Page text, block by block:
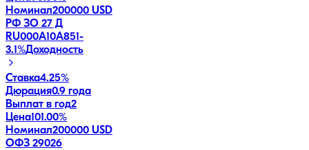
Номинал200000 USD
РФ ЗО 27 Д
RU000A10A851-
3.1%Доходность
Ставка4.25%
Дюрация0.9 года
Выплат в год2
Цена101.00%
Номинал200000 USD
ОФЗ 29026